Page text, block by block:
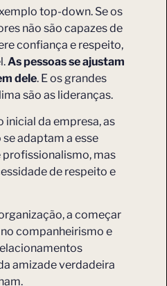
top-down. Se os
não são capazes de
confiança e respeito,
As pessoas se ajustam
dele. E os grandes
são as lideranças.
inicial da empresa, as
adaptam a esse
profissionalismo, mas
de respeito e
a começar
companheirismo e
amizade verdadeira